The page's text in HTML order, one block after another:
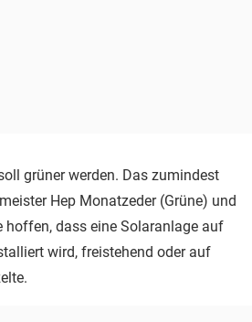
grüner werden. Das zumindest
Hep Monatzeder (Grüne) und
hoffen, dass eine Solaranlage auf
wird, freistehend oder auf